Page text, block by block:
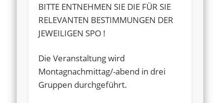
BITTE ENTNEHMEN SIE DIE FÜR SIE
RELEVANTEN BESTIMMUNGEN DER
JEWEILIGEN SPO !
Die Veranstaltung wird
Montagnachmittag/-abend in drei
Gruppen durchgeführt.